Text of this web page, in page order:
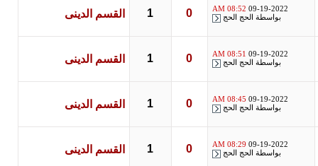
09-19-2022
08:52 AM
بواسطةالحج الحج القسم الدينى
09-19-2022
08:51 AM
بواسطةالحج الحج القسم الدينى
09-19-2022
08:45 AM
بواسطةالحج الحج القسم الدينى
09-19-2022
08:29 AM
بواسطةالحج الحج القسم الدينى